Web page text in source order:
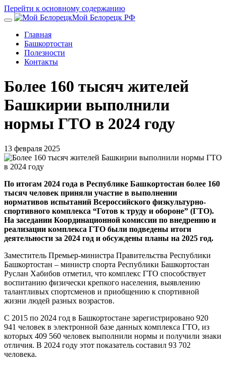
Перейти к основному содержанию
Мой Белорецк РФ
Главная
Башкортостан
Полезности
Контакты
Более 160 тысяч жителей
Башкирии выполнили
нормы ГТО в 2024 году
13 февраля 2025
По итогам 2024 года в Республике Башкортостан более 160
тысяч человек приняли участие в выполнении
нормативов испытаний Всероссийского физкультурно-
спортивного комплекса “Готов к труду и обороне” (ГТО).
На заседании Координационной комиссии по внедрению и
реализации комплекса ГТО были подведены итоги
деятельности за 2024 год и обсуждены планы на 2025 год.
Заместитель Премьер-министра Правительства Республики
Башкортостан – министр спорта Республики Башкортостан
Руслан Хабибов отметил, что комплекс ГТО способствует
воспитанию физически крепкого населения, выявлению
талантливых спортсменов и приобщению к спортивной
жизни людей разных возрастов.
С 2015 по 2024 год в Башкортостане зарегистрировано 920
941 человек в электронной базе данных комплекса ГТО, из
которых 409 560 человек выполнили нормы и получили знаки
отличия. В 2024 году этот показатель составил 93 702
человека.